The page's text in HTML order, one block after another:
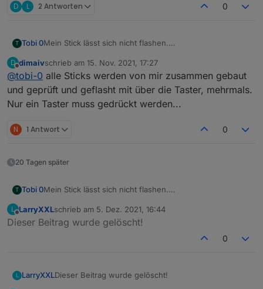
D L 2 Antworten 0
T Tobi 0Mein Stick lässt sich nicht flashen.
beide Taster auf dem PCB nicht funktionieren (schalten
nicht durch). Ich hab dann die Kontakte gebrückt und
schon hats geklappt..
Also falls jemand ähnliche Probleme hat, dann mal die
Taster prüfen..
D
Offline
dimaivschrieb am 15. Nov. 2021, 17:27
zuletzt editiert von
@tobi-0 alle Sticks werden von mir zusammen gebaut
und geprüft und geflasht mit über die Taster, mehrmals.
Nur ein Taster muss gedrückt werden...
N 1 Antwort 0
20 Tagen später
T Tobi 0Mein Stick lässt sich nicht flashen.
beide Taster auf dem PCB nicht funktionieren (schalten
nicht durch). Ich hab dann die Kontakte gebrückt und
L
Offline
LarryXXLschrieb am 5. Dez. 2021, 16:44
zuletzt editiert von
Dieser Beitrag wurde gelöscht!
0
L LarryXXLDieser Beitrag wurde gelöscht!